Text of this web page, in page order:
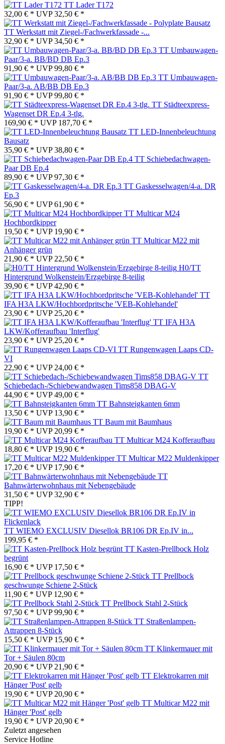
TT Lader T172
32,00 € * UVP32,50 € *
TT Werkstatt mit Ziegel-/Fachwerkfassade -...
32,90 € * UVP34,50 € *
TT Umbauwagen-
Paar/3-a. BB/BD DB Ep.3
91,90 € * UVP99,80 € *
TT Umbauwagen-
Paar/3-a. AB/BB DB Ep.3
91,90 € * UVP99,80 € *
TT Städteexpress-
Wagenset DR Ep.4 3-tlg.
169,90 € * UVP 187,70 € *
TT LED-Innenbeleuchtung
Bausatz
35,90 € * UVP38,80 € *
TT Schiebedachwagen-
Paar DB Ep.4
89,90 € * UVP97,30 € *
TT Gaskesselwagen/4-a. DR
Ep.3
56,90 € * UVP61,90 € *
TT Multicar M24
Hochbordkipper
19,50 € * UVP 19,90 € *
TT Multicar M22 mit
Anhänger grün
21,90 € * UVP 22,50 € *
H0/TT
Hintergrund Wolkenstein/Erzgebirge 8-teilig
39,90 € * UVP42,90 € *
TT
IFA H3A LKW/Hochbordpritsche 'VEB-Kohlehandel'
23,90 € * UVP 25,20 € *
TT IFA H3A
LKW/Kofferaufbau 'Interflug'
23,90 € * UVP 25,20 € *
TT Rungenwagen Laaps CD-
VI
22,90 € * UVP 24,00 € *
TT
Schiebedach-/Schiebewandwagen Tims858 DBAG-V
44,90 € * UVP49,00 € *
TT Bahnsteigkanten 6mm
13,50 € * UVP 13,90 € *
TT Baum mit Baumhaus
19,90 € * UVP 20,99 € *
TT Multicar M24 Kofferaufbau
18,80 € * UVP 19,90 € *
TT Multicar M22 Muldenkipper
17,20 € * UVP 17,90 € *
TT
Bahnwärterwohnhaus mit Nebengebäude
31,50 € * UVP32,90 € *
TIPP!
TT WIEMO EXCLUSIV Diesellok BR106 DR Ep.IV in...
199,95 € *
TT Kasten-Prellbock Holz
begrünt
16,90 € * UVP 17,50 € *
TT Prellbock
geschwunge Schiene 2-Stück
11,90 € * UVP 12,90 € *
TT Prellbock Stahl 2-Stück
97,50 € * UVP99,90 € *
TT Straßenlampen-
Attrappen 8-Stück
15,50 € * UVP 15,90 € *
TT Klinkermauer mit
Tor + Säulen 80cm
20,90 € * UVP 21,90 € *
TT Elektrokarren mit
Hänger 'Post' gelb
19,90 € * UVP 20,90 € *
TT Multicar M22 mit
Hänger 'Post' gelb
19,90 € * UVP 20,90 € *
Zuletzt angesehen
Service Hotline